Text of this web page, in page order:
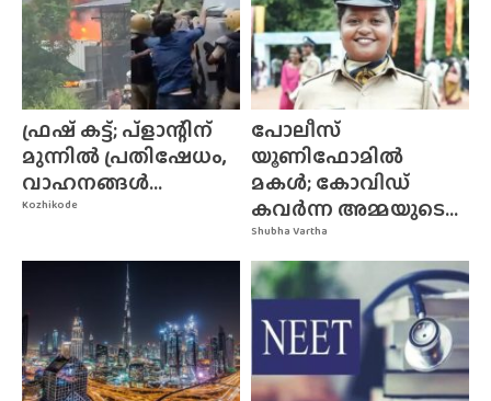
Kozhikode
ഫ്രഷ് കട്ട്; പ്ളാന്റിന്
മുന്നിൽ പ്രതിഷേധം,
വാഹനങ്ങൾ...
Shubha Vartha
പോലീസ്
യൂണിഫോമിൽ
മകൾ; കോവിഡ്
കവർന്ന അമ്മയുടെ...